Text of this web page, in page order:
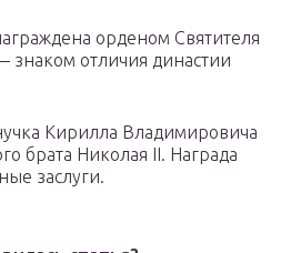
орденом Святителя
знаком отличия династии
Кирилла Владимировича
брата Николая II. Награда
заслуги.